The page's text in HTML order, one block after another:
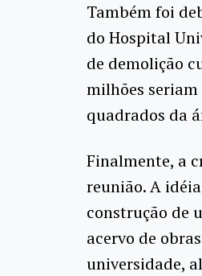
Também foi
do Hospital
de demolição
milhões
quadrados da
Finalmente, a
reunião. A
construção de
acervo de
universidade,